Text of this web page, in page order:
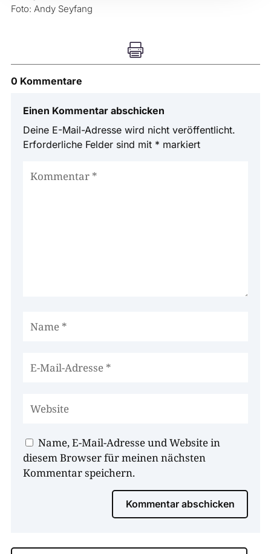
Foto: Andy Seyfang

0 Kommentare
Einen Kommentar abschicken
Deine E-Mail-Adresse wird nicht veröffentlicht.
Erforderliche Felder sind mit * markiert
Name, E-Mail-Adresse und Website in
diesem Browser für meinen nächsten
Kommentar speichern.
Kommentar abschicken